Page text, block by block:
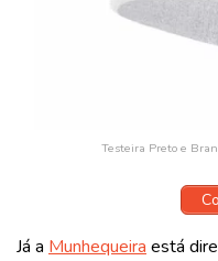
Testeira Preto e
Já a Munhequeira está